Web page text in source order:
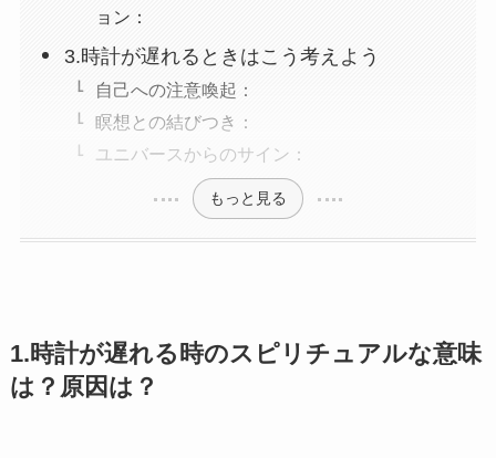
ョン：
3.時計が遅れるときはこう考えよう
自己への注意喚起：
瞑想との結びつき：
ユニバースからのサイン：
もっと見る
1.時計が遅れる時のスピリチュアルな意味
は？原因は？